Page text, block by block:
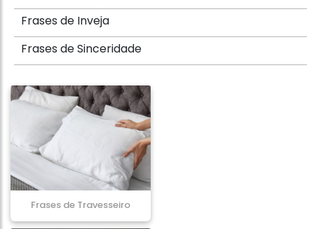
Frases de Inveja
Frases de Sinceridade
Frases de Travesseiro